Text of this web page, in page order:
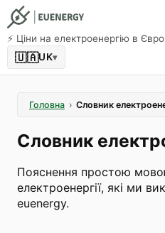
⚡️ Ціни на електроенергію в
🇺🇦UK▾
Головна › Словник
Словник
Пояснення простою
електроенергії, які ми
euenergy.